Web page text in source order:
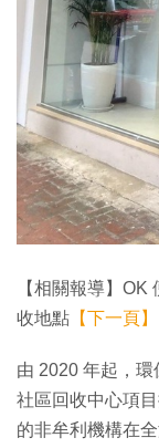
【相關報導】
收地點 【下一頁】
由 2020 年起，
社區回收中心項
的非牟利機構在